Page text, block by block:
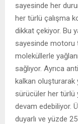
sayesinde her
her türlü çalışma
dikkat çekiyor. Bu
sayesinde
moleküllerle
sağlıyor. Ayrıca
kalkan oluşturarak
sürücüler her türlü
devam edebiliyor.
duyarlı ve yüzde